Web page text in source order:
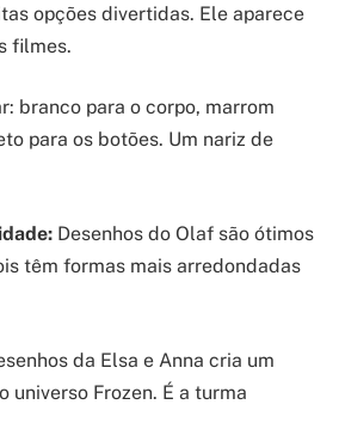
opções divertidas. Ele aparece
filmes.
branco para o corpo, marrom
para os botões. Um nariz de
Desenhos do Olaf são ótimos
têm formas mais arredondadas
da Elsa e Anna cria um
universo Frozen. É a turma